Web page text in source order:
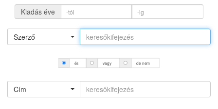
Kiadás éve
Szerző
és vagy de nem
Cím